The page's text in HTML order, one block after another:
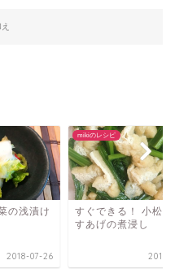
の浅漬け
2018-07-26
mikiのレシピ
すぐできる！ 小松菜
すあげの煮浸し
2018-